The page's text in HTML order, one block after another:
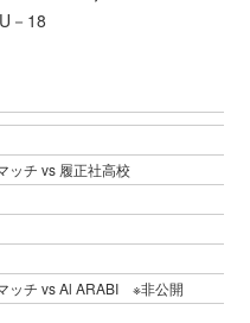
－18
ッチ vs 履正社高校
ッチ vs Al ARABI ※非公開